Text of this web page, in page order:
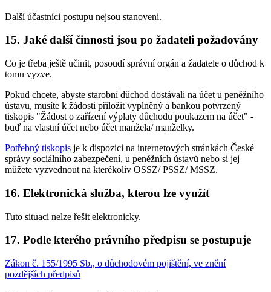
Další účastníci postupu nejsou stanoveni.
15. Jaké další činnosti jsou po žadateli požadovány
Co je třeba ještě učinit, posoudí správní orgán a žadatele o důchod k
tomu vyzve.
Pokud chcete, abyste starobní důchod dostávali na účet u peněžního
ústavu, musíte k žádosti přiložit vyplněný a bankou potvrzený
tiskopis "Žádost o zařízení výplaty důchodu poukazem na účet" -
buď na vlastní účet nebo účet manžela/ manželky.
Potřebný tiskopis je k dispozici na internetových stránkách České
správy sociálního zabezpečení, u peněžních ústavů nebo si jej
můžete vyzvednout na kterékoliv OSSZ/ PSSZ/ MSSZ.
16. Elektronická služba, kterou lze využít
Tuto situaci nelze řešit elektronicky.
17. Podle kterého právního předpisu se postupuje
Zákon č. 155/1995 Sb., o důchodovém pojištění, ve znění
pozdějších předpisů